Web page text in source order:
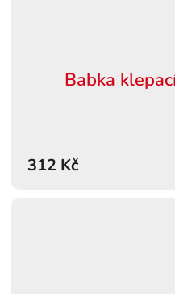
Babka
312 Kč